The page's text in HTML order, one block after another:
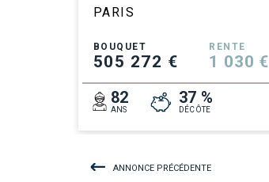
PARIS
BOUQUET
505 272 €
RENTE
1 030 €
82
ANS
37 %
DÉCÔTE
ANNONCE PRÉCÉDENTE